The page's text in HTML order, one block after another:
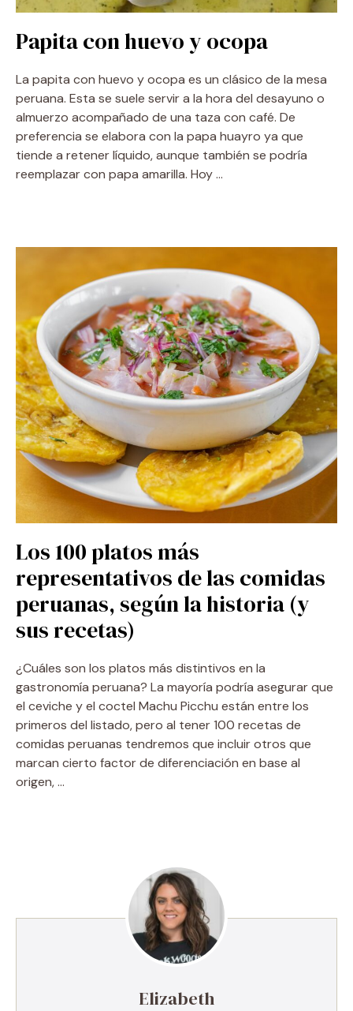
Papita con huevo y ocopa
La papita con huevo y ocopa es un clásico de la mesa
peruana. Esta se suele servir a la hora del desayuno o
almuerzo acompañado de una taza con café. De
preferencia se elabora con la papa huayro ya que
tiende a retener líquido, aunque también se podría
reemplazar con papa amarilla. Hoy …
Los 100 platos más
representativos de las comidas
peruanas, según la historia (y
sus recetas)
¿Cuáles son los platos más distintivos en la
gastronomía peruana? La mayoría podría asegurar que
el ceviche y el coctel Machu Picchu están entre los
primeros del listado, pero al tener 100 recetas de
comidas peruanas tendremos que incluir otros que
marcan cierto factor de diferenciación en base al
origen, …
Elizabeth